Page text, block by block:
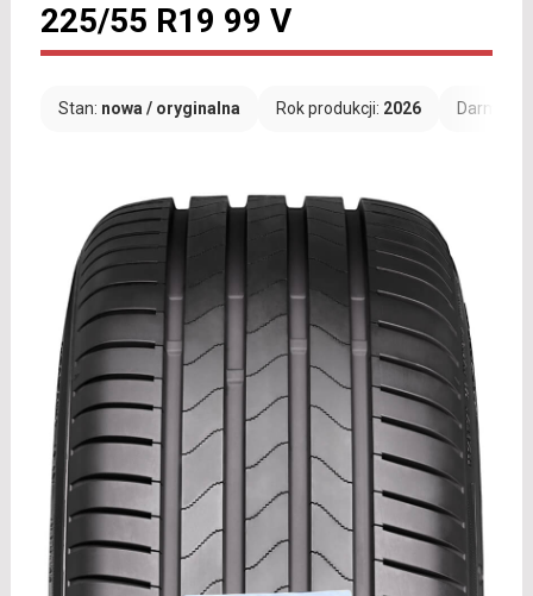
225/55 R19 99 V
Stan: nowa / oryginalna Rok produkcji: 2026